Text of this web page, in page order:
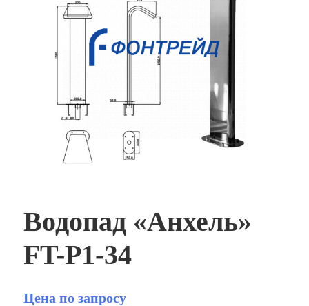
Водопад «Анхель»
FT-Р1-34
Цена по запросу